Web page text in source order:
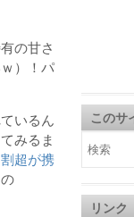
の甘さ
）！パ
いるん
みるま
超が携
このサ
リンク